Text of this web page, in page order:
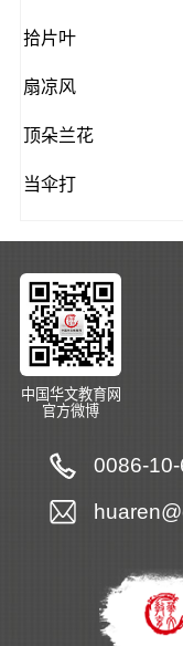
拾片叶
扇凉风
顶朵兰花
当伞打
中国华文教育网
官方微博
0086-